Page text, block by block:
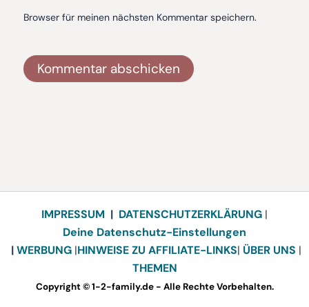
Browser für meinen nächsten Kommentar speichern.
IMPRESSUM | DATENSCHUTZERKLÄRUNG |
Deine Datenschutz-Einstellungen
|WERBUNG |HINWEISE ZU AFFILIATE-LINKS| ÜBER UNS |
THEMEN
Copyright © 1-2-family.de - Alle Rechte Vorbehalten.